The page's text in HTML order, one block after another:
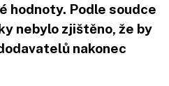
hodnoty. Podle soudce
nebylo zjištěno, že by
nakonec